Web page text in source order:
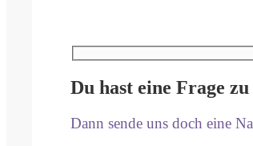
Du hast eine Frage
Dann sende uns doch eine